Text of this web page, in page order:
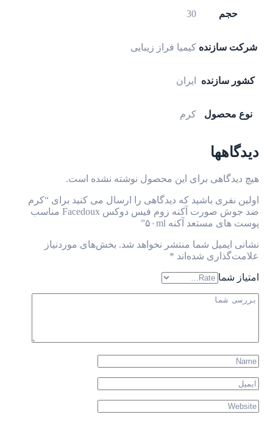
حجم 30
شرکت سازنده کیمیا فراز زیبایی
کشور سازنده ایران
نوع محصول کرم
دیدگاهها
هیچ دیدگاهی برای این محصول نوشته نشده است.
اولین نفری باشید که دیدگاهی را ارسال می کنید برای “کرم
ضد جوش صورت آکنه زوم فیس دوکس Facedoux مناسب
پوست های مستعد آکنه ۵۰ml”
نشانی ایمیل شما منتشر نخواهد شد. بخش‌های موردنیاز
علامت‌گذاری شده‌اند *
امتیاز شما